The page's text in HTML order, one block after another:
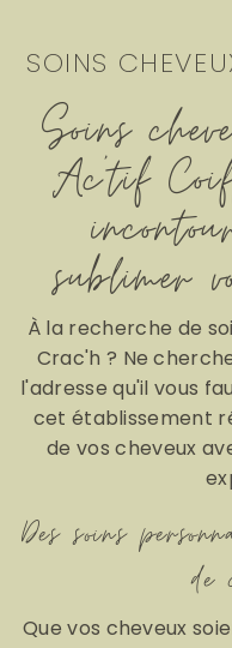
SOINS
Soins
Ac'tif
sublimer
À la recherche de
Crac'h ? Ne
l'adresse qu'il vous
cet établissement
de vos cheveux
Des soins
de
Que vos cheveux